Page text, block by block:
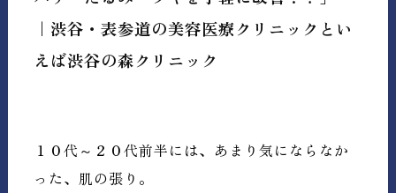
｜渋谷・表参道の美容医療クリニックとい
えば渋谷の森クリニック
１０代～２０代前半には、あまり気にならなか
った、肌の張り。